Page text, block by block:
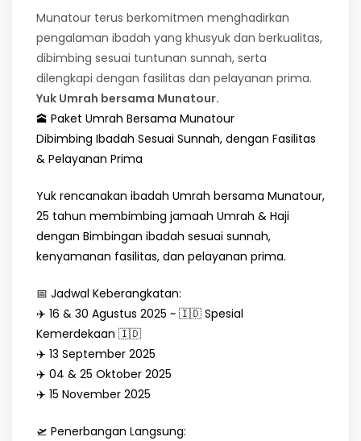
Munatour terus berkomitmen menghadirkan
pengalaman ibadah yang khusyuk dan berkualitas,
dibimbing sesuai tuntunan sunnah, serta
dilengkapi dengan fasilitas dan pelayanan prima.
Yuk Umrah bersama Munatour.
🕋 Paket Umrah Bersama Munatour
Dibimbing Ibadah Sesuai Sunnah, dengan Fasilitas
& Pelayanan Prima
Yuk rencanakan ibadah Umrah bersama Munatour,
25 tahun membimbing jamaah Umrah & Haji
dengan Bimbingan ibadah sesuai sunnah,
kenyamanan fasilitas, dan pelayanan prima.
📅 Jadwal Keberangkatan:
✈️ 16 & 30 Agustus 2025 ~ 🇮🇩 Spesial
Kemerdekaan 🇮🇩
✈️ 13 September 2025
✈️ 04 & 25 Oktober 2025
✈️ 15 November 2025
🛫 Penerbangan Langsung: